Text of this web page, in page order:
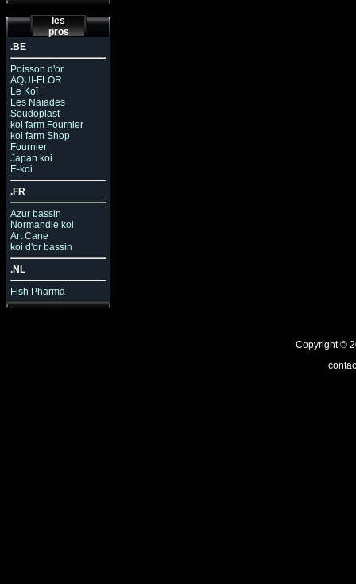
les
pros
.BE
Poisson d'or
AQUI-FLOR
Le Koï
Les Naïades
Soudoplast
koi farm Fournier
koi farm Shop
Fournier
Japan koi
E-koi
.FR
Azur bassin
Normandie koi
Art Cane
koi d'or bassin
.NL
Fish Pharma
Copyright ©